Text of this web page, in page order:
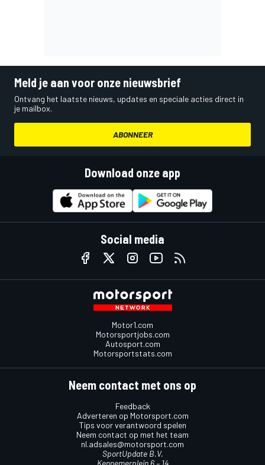
Meld je aan voor onze nieuwsbrief
Ontvang het laatste nieuws, updates en speciale acties direct in
je mailbox.
ABONNEER
Download onze app
Social media
Motor1.com
Motorsportjobs.com
Autosport.com
Motorsportstats.com
Neem contact met ons op
Feedback
Adverteren op Motorsport.com
Tips voor verantwoord spelen
Neem contact op met het team
nl.adsales@motorsport.com
SportUpdate B.V.
Kennemerplein 6 – 14